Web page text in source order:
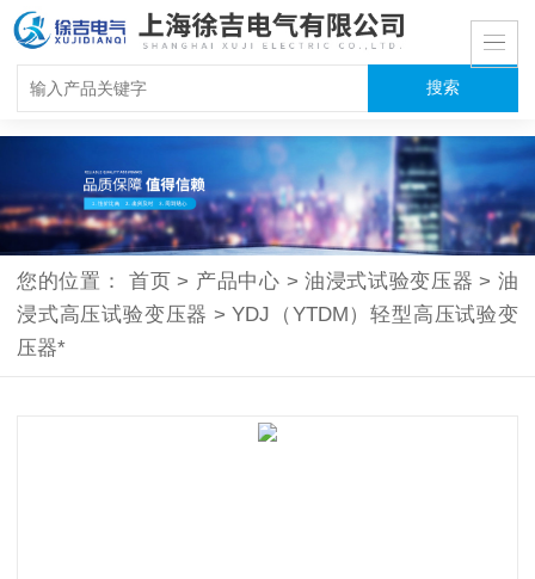
您的位置： 首页 > 产品中心 > 油浸式试验变压器 > 油
浸式高压试验变压器 > YDJ（YTDM）轻型高压试验变
压器*